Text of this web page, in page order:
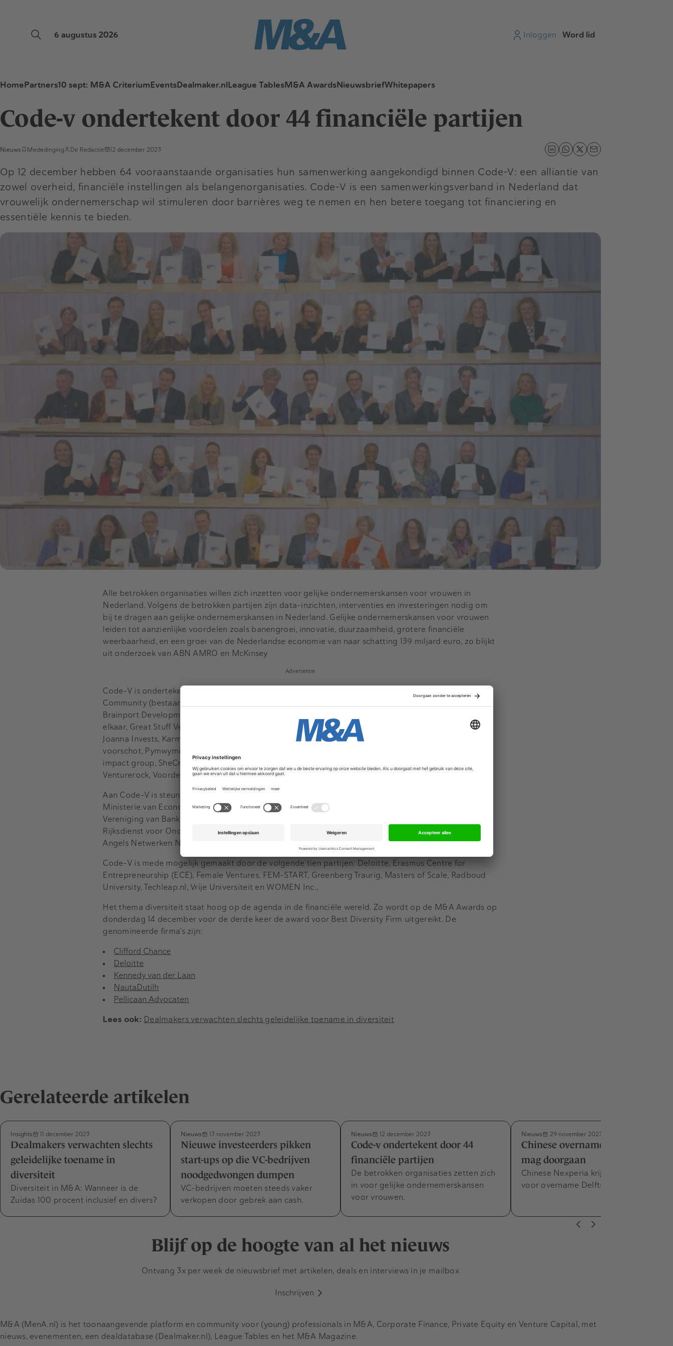
6 augustus 2026 Inloggen Word lid
HomePartners10 sept: M&A CriteriumEventsDealmaker.nlLeague TablesM&A AwardsNieuwsbriefWhitepapers
Code-v ondertekent door 44 financiële partijen
Nieuws Mededinging De Redactie 12 december 2023
Op 12 december hebben 64 vooraanstaande organisaties hun samenwerking aangekondigd binnen Code-V: een alliantie van
zowel overheid, financiële instellingen als belangenorganisaties. Code-V is een samenwerkingsverband in Nederland dat
vrouwelijk ondernemerschap wil stimuleren door barrières weg te nemen en hen betere toegang tot financiering en
essentiële kennis te bieden.
Alle betrokken organisaties willen zich inzetten voor gelijke ondernemerskansen voor vrouwen in
Nederland. Volgens de betrokken partijen zijn data-inzichten, interventies en investeringen nodig om
bij te dragen aan gelijke ondernemerskansen in Nederland. Gelijke ondernemerskansen voor vrouwen
leiden tot aanzienlijke voordelen zoals banengroei, innovatie, duurzaamheid, grotere financiële
weerbaarheid, en een groei van de Nederlandse economie van naar schatting 139 miljard euro, zo blijkt
uit onderzoek van ABN AMRO en McKinsey
Advertentie
Code-V is ondertekend door de volgende 44 partijen: ABN AMRO, Arches Capital, Brabantse Start-up
Community (bestaande uit BOM, Braventure, Brabant Startup Fonds (BSF), REWIN, Midpoint Brabant,
Brainport Development, Agrifood Capital), Borski Fund, Business Angels Connect, FundsUp, Geld voor
elkaar, Great Stuff Ventures, Horizon, ING, InnovationQuarter, Invesdor, Invest-NL, Investormatch,
Joanna Invests, Karmijn Kapitaal, LIOF, Lumo Labs, Nationaal Groenfonds, NOM, Oost NL, PIN
voorschot, Pymwymic, Qredits, Rabobank, ROM InWest, ROM Utrecht Region, SET Venture, Shaping
impact group, SheCredit, SHIFT Invest, Startgreen Capital, The Angel Initiative, TIIN Capital, TP24,
Venturerock, Voordegroei, 4impact.
Aan Code-V is steun verklaard door de volgende tien partijen: Ministerie van Buitenlandse Zaken,
Ministerie van Economische Zaken en Klimaat, Ministerie van Financiën, MKB Nederland, Nederlandse
Vereniging van Banken (NVB), Nederlandse Vereniging van Participatiemaatschappijen (NVP),
Rijksdienst voor Ondernemend Nederland (RVO), Stichting MKB financiering, VNO-NCW, Business
Angels Netwerken Nederland.
Code-V is mede mogelijk gemaakt door de volgende tien partijen: Deloitte, Erasmus Centre for
Entrepreneurship (ECE), Female Ventures, FEM-START, Greenberg Traurig, Masters of Scale, Radboud
University, Techleap.nl, Vrije Universiteit en WOMEN Inc.,
Het thema diversiteit staat hoog op de agenda in de financiële wereld. Zo wordt op de M&A Awards op
donderdag 14 december voor de derde keer de award voor Best Diversity Firm uitgereikt. De
genomineerde firma’s zijn:
Clifford Chance
Deloitte
Kennedy van der Laan
NautaDutilh
Pellicaan Advocaten
Lees ook: Dealmakers verwachten slechts geleidelijke toename in diversiteit
Gerelateerde artikelen
Insights 11 december 2023
Dealmakers verwachten slechts
geleidelijke toename in
diversiteit
Diversiteit in M&A: Wanneer is de
Zuidas 100 procent inclusief en divers?
Nieuws 13 november 2023
Nieuwe investeerders pikken
start-ups op die VC-bedrijven
noodgedwongen dumpen
VC-bedrijven moeten steeds vaker
verkopen door gebrek aan cash.
Nieuws 12 december 2023
Code-v ondertekent door 44
financiële partijen
De betrokken organisaties zetten zich
in voor gelijke ondernemerskansen
voor vrouwen.
Nieuws 29 november 2023
Chinese overname Nowi Energy
mag doorgaan
Chinese Nexperia krijgt toestemming
voor overname Delftse chipmaker.
Blijf op de hoogte van al het nieuws
Ontvang 3x per week de nieuwsbrief met artikelen, deals en interviews in je mailbox
Inschrijven
M&A (MenA.nl) is het toonaangevende platform en community voor (young) professionals in M&A, Corporate Finance, Private Equity en Venture Capital, met
nieuws, evenementen, een dealdatabase (Dealmaker.nl), League Tables en het M&A Magazine.